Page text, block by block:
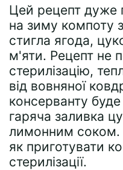
Цей рецепт дуже
на зиму компоту
стигла ягода,
м'яти. Рецепт не
стерилізацію,
від вовняної
консерванту
гаряча заливка
лимонним соком.
як приготувати
стерилізації.